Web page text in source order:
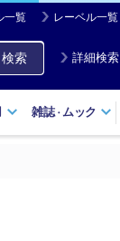
一覧 レーベル一覧
検索 詳細検索
雑誌・ ムック